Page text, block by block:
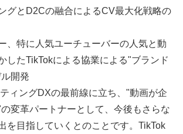
グとD2Cの融合によるCV最大化戦略の
、特に人気ユーチューバーの人気と動
したTikTokによる協業による"ブランド
開発
ィングDXの最前線に立ち、"動画が企
変革パートナーとして、今後もさらな
を目指していくとのことです。TikTok